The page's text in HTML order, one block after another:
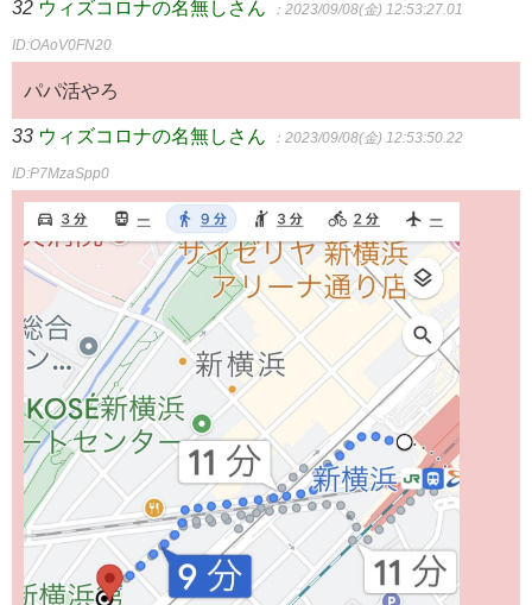
32 ウィズコロナの名無しさん ：2023/09/08(金) 12:53:27.01
ID:OAoV0FN20
パパ活やろ
33 ウィズコロナの名無しさん ：2023/09/08(金) 12:53:50.22
ID:P7MzaSpp0